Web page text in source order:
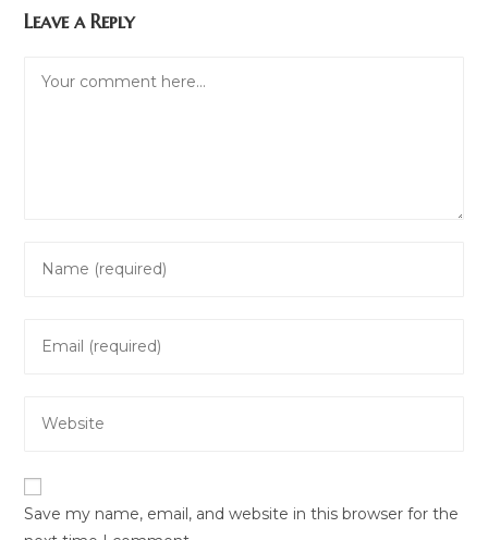
Leave a Reply
your
comment
your
address
your
URL
(optional)
Save my name, email, and website in this browser for the